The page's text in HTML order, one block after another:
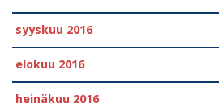
syyskuu 2016
elokuu 2016
heinäkuu 2016